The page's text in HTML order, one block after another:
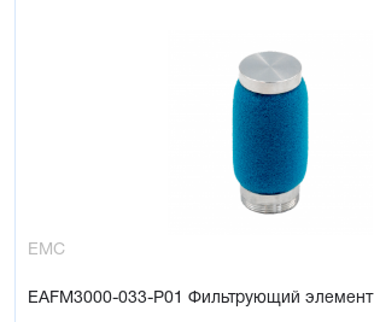
EMC
EAFM3000-033-P01 Фильтрующий элемент